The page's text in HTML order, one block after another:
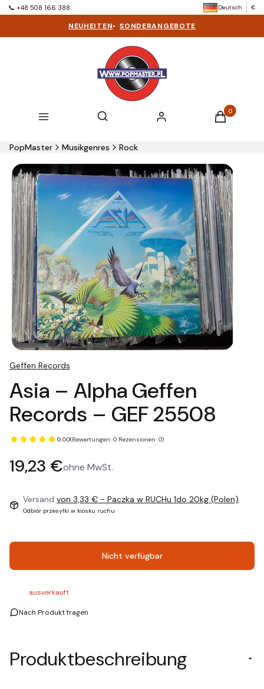
📞 +48 508 166 388 Deutsch €
NEUHEITEN• SONDERANGEBOTE
Menü Suchmaschine öffnen
Suchen Einloggen Produkte im
Warenkorb
PopMaster Musikgenres Rock
Geffen Records
Asia – Alpha Geffen
Records – GEF 25508
0.00(Bewertungen: 0 Rezensionen: 0)
Preis
19,23 €ohne MwSt.
Versand von 3,33 € - Paczka w RUCHu 1do 20kg (Polen)
Odbiór przesyłki w kiosku ruchu
Nicht verfügbar
ausverkauft
Nach Produkt fragen
Produktbeschreibung